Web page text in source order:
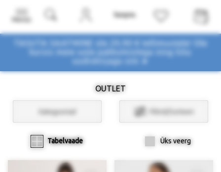
TASUTA SAATMINE üle 29,90 € tellimustele! Ole
kursis meie uute pakkumistega
uudiskirjaga siin ➤
OUTLET
Kategooriad Filtrid/Sorteeri
Tabelvaade Üks veerg